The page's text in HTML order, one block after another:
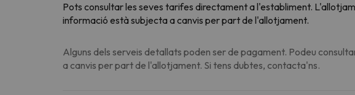
Pots consultar les seves tarifes directament a l'establiment.
informació està subjecta a canvis per part de l'allotjament.
Alguns dels serveis detallats poden ser de pagament. Podeu
a canvis per part de l'allotjament. Si tens dubtes, contacta'ns.